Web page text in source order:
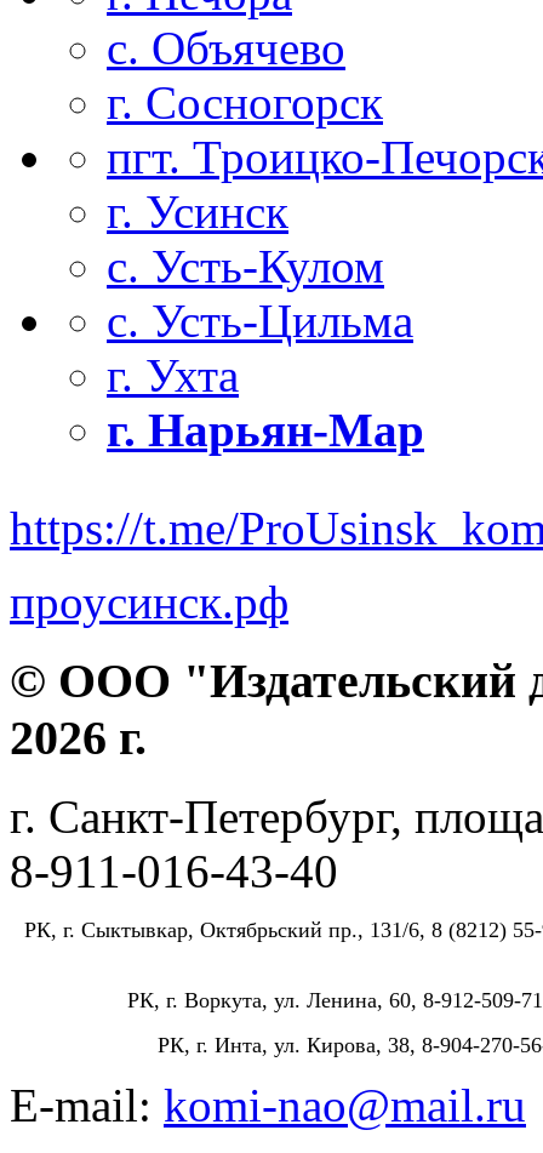
с. Объячево
г. Сосногорск
пгт. Троицко-
г. Усинск
с. Усть-Кулом
с. Усть-Цильма
г. Ухта
г. Нарьян-Мар
https://t.me/
проусинск.рф
© ООО "Издательский
2026 г.
г. Санкт-Петербург,
8-911-016-43-40
РК, г. Сыктывкар, Октябрьский пр., 131/6, 8 (8212)
РК, г. Воркута, ул. Ленина, 60, 8-912-509-
РК, г. Инта, ул. Кирова, 38, 8-904-270-
E-mail: komi-nao@mail.ru